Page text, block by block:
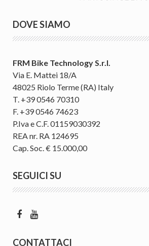
DOVE SIAMO
FRM Bike Technology S.r.l.
Via E. Mattei 18/A
48025 Riolo Terme (RA) Italy
T. +39 0546 70310
F. +39 0546 74623
P.Iva e C.F. 01159030392
REA nr. RA 124695
Cap. Soc. € 15.000,00
SEGUICI SU
CONTATTACI